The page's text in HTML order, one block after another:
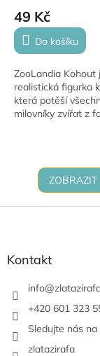
49 Kč
Do košíku
ZooLandia Kohout
realistická figurka
která potěší
milovníky zvířat z
ZOBRAZIT
Z
Kontakt
info@
+420 601 323
Sledujte nás na
zlatazirafa